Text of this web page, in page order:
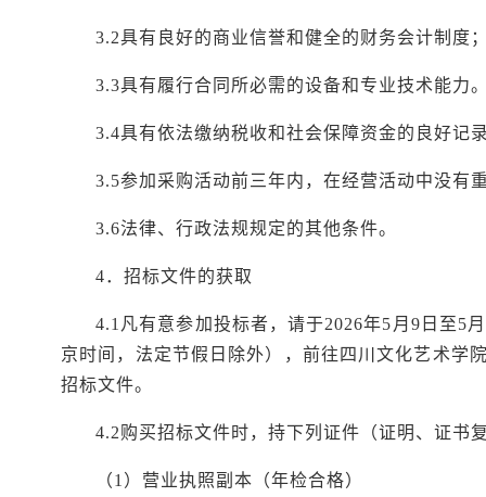
3.2具有良好的商业信誉和健全的财务会计制度
3.3具有履行合同所必需的设备和专业技术能力
3.4具有依法缴纳税收和社会保障资金的良好记
3.5参加采购活动前三年内，在经营活动中没有
3.6法律、行政法规规定的其他条件。
4．招标文件的获取
4.1凡有意参加投标者，请于2026年5月9日至5
京时间，法定节假日除外），前往四川文化艺术学
招标文件。
4.2购买招标文件时，持下列证件（证明、证书
（1）营业执照副本（年检合格）